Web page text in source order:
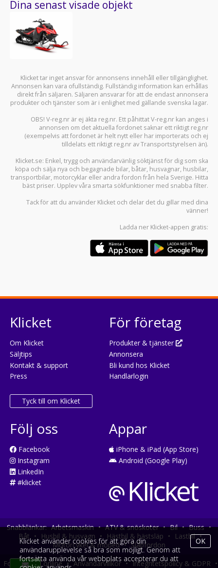
Dina senast visade objekt
Klicket tar inget ansvar för annonsens innehåll eller tillgänglighet.
Annonsen kan vara ofullständig. Fullständig information kan erhållas
direkt från säljaren. Säljaren ansvarar för att de endast annonsera
produkter och tjänster som är i enlighet med gällande svenska lagar.
OBS! V-reg.nr är ej äkta reg.nr. Ett påhittat V-reg.nr kan anges i
annonsen om det aktuella fordonet saknar ett riktigt reg.nr
(exempelvis att fordonet är helt nytt eller har importerats och ej
tilldelats ett riktigt reg.nr av Transportstyrelsen än).
Klicket.se: Enkel, trygg och användarvänlig söktjänst för dig som ska
köpa och sälja nya och begagnade bilar, båtar, husvagnar, husbilar,
transportbilar, motorcyklar eller andra fordon från hela Sverige. Hitta
bäst priser. Upplev våra smarta sökfunktioner med snabba filter.
Tack för att du använder Klicket och delar det du gillar med dina
vänner!
Ladda ner Klicket-appen gratis:
Klicket
Om Klicket
Säljtips
Kontakt & support
Press
Tyck till om Klicket
För företag
Produkter & tjänster
Annonsera
Bli kund hos Klicket
Handlarlogin
Följ oss
Facebook
Instagram
LinkedIn
#klicket
Appar
iPhone & iPad (App Store)
Android (Google Play)
Snabblänkar: Arbetsmaskin • ATV & snöskoter • Bil • Buss •
Båt • Husbil & husvagn • Hästbil & hästsläp • Lastbil •
Motorcykel & moped • Släpfordon
Fordonsköp online • Användarvillkor • Integritetspolicy & GDPR •
Klicket använder cookies för att göra din
användarupplevelse så bra som möjligt. Genom att
fortsätta använda vår webbplats accepterar du att
OK